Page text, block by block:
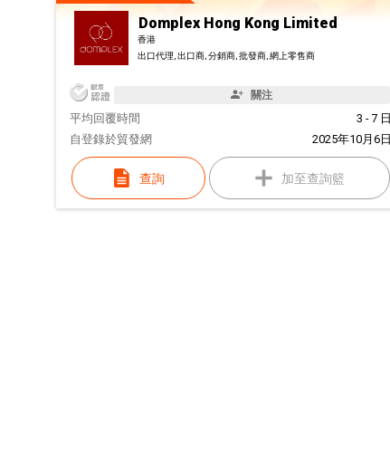
Domplex Hong Kong Limited
香港
出口代理, 出口商, 分銷商, 批發商, 網上零售商
關注
平均回覆時間
3 - 7 日
自
2025年10月6日
登錄於貿發網
查詢 加至查詢籃